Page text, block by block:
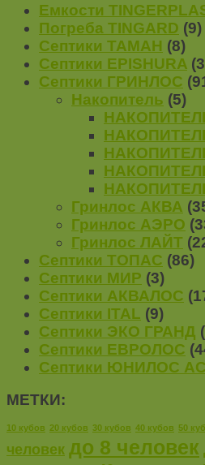
Емкости
Погреба TINGARD (9)
Септики ТАМАН (8)
Септики EPISHURA
Септики ГРИНЛОС
Накопитель (5)
Гринлос АКВА
Гринлос АЭРО
Гринлос ЛАЙТ
Септики ТОПАС (86)
Септики МИР (3)
Септики АКВАЛОС
Септики ITAL (9)
Септики ЭКО ГРАНД
Септики ЕВРОЛОС
Септики ЮНИЛОС
МЕТКИ:
10 кубов 20 кубов 30 кубов 40 кубов 50
человек до 8 человек